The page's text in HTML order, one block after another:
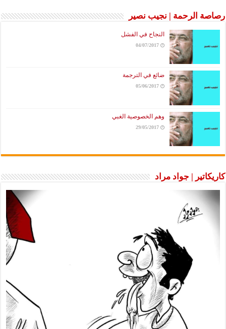
رصاصة الرحمة | نجيب نصير
النجاح في الفشل
04/07/2017
ضائع في الترجمة
05/06/2017
وهم الخصوصية الغبي
29/05/2017
كاريكاتير | جواد مراد